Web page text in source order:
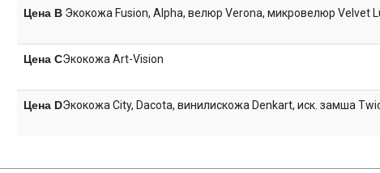
Цена BЭкокожа Fusion, Alpha, велюр Verona, микровелюр Velvet
Цена CЭкокожа Art-Vision
Цена DЭкокожа City, Dacota, винилискожа Denkart, иск. замша